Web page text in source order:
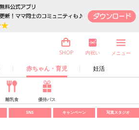
赤ちゃん・育児 妊活
SHOP 内祝い メニュー
離乳食 優待パス
SNS キャンペーン 写真スタジオ